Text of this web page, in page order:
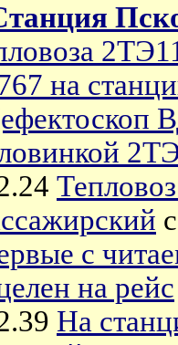
на
с
на рейс
На